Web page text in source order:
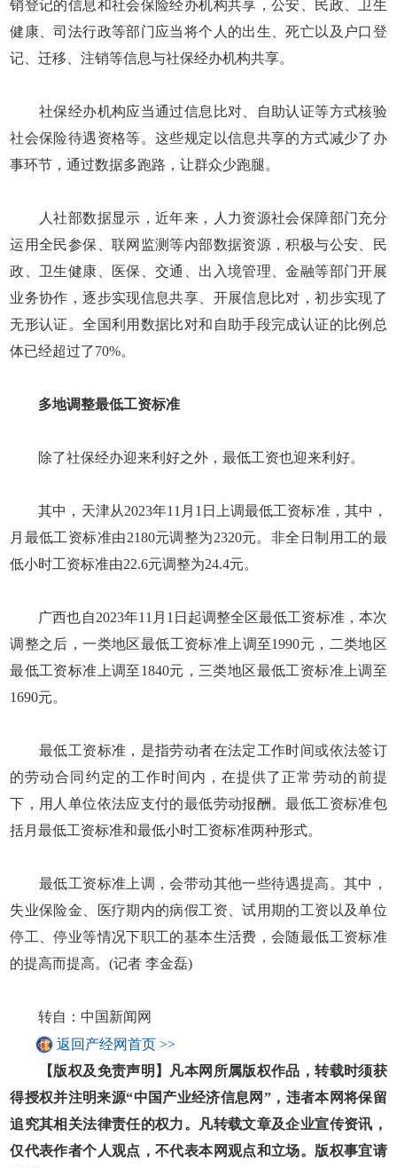
销登记的信息和社会保险经办机构共享，公安、民政、卫生
健康、司法行政等部门应当将个人的出生、死亡以及户口登
记、迁移、注销等信息与社保经办机构共享。
社保经办机构应当通过信息比对、自助认证等方式核验
社会保险待遇资格等。这些规定以信息共享的方式减少了办
事环节，通过数据多跑路，让群众少跑腿。
人社部数据显示，近年来，人力资源社会保障部门充分
运用全民参保、联网监测等内部数据资源，积极与公安、民
政、卫生健康、医保、交通、出入境管理、金融等部门开展
业务协作，逐步实现信息共享、开展信息比对，初步实现了
无形认证。全国利用数据比对和自助手段完成认证的比例总
体已经超过了70%。
多地调整最低工资标准
除了社保经办迎来利好之外，最低工资也迎来利好。
其中，天津从2023年11月1日上调最低工资标准，其中，
月最低工资标准由2180元调整为2320元。非全日制用工的最
低小时工资标准由22.6元调整为24.4元。
广西也自2023年11月1日起调整全区最低工资标准，本次
调整之后，一类地区最低工资标准上调至1990元，二类地区
最低工资标准上调至1840元，三类地区最低工资标准上调至
1690元。
最低工资标准，是指劳动者在法定工作时间或依法签订
的劳动合同约定的工作时间内，在提供了正常劳动的前提
下，用人单位依法应支付的最低劳动报酬。最低工资标准包
括月最低工资标准和最低小时工资标准两种形式。
最低工资标准上调，会带动其他一些待遇提高。其中，
失业保险金、医疗期内的病假工资、试用期的工资以及单位
停工、停业等情况下职工的基本生活费，会随最低工资标准
的提高而提高。(记者 李金磊)
转自：中国新闻网
返回产经网首页 >>
【版权及免责声明】凡本网所属版权作品，转载时须获
得授权并注明来源“中国产业经济信息网”，违者本网将保留
追究其相关法律责任的权力。凡转载文章及企业宣传资讯，
仅代表作者个人观点，不代表本网观点和立场。版权事宜请